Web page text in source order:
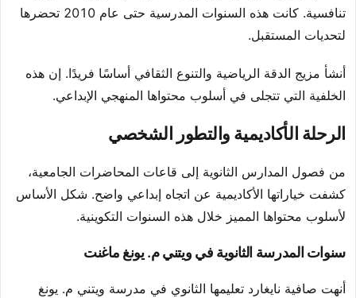
تنافسية. كانت هذه السنوات المدرسية حتى عام 2010 تحضرها
لتحديات المستقبل.
أنشأ مزيج الدقة الرياضية والتنوع الثقافي أساسًا فريدًا. إن هذه
الخلفية التي تتجلى في أسلوب محتواها المنهجي الإبداعي.
الرحلة الأكاديمية والتطور الشخصي
من فصول المدارس الثانوية إلى قاعات المحاضرات الجامعية،
كشفت خياراتها الأكاديمية عن اتجاه إبداعي واضح. شكل الأساس
لأسلوب محتواها المميز خلال هذه السنوات التكوينية.
سنوات المدرسة الثانوية في ويتني م. يونغ ماغنت
أنهت صافية نايغارد تعليمها الثانوي في مدرسة ويتني م. يونغ